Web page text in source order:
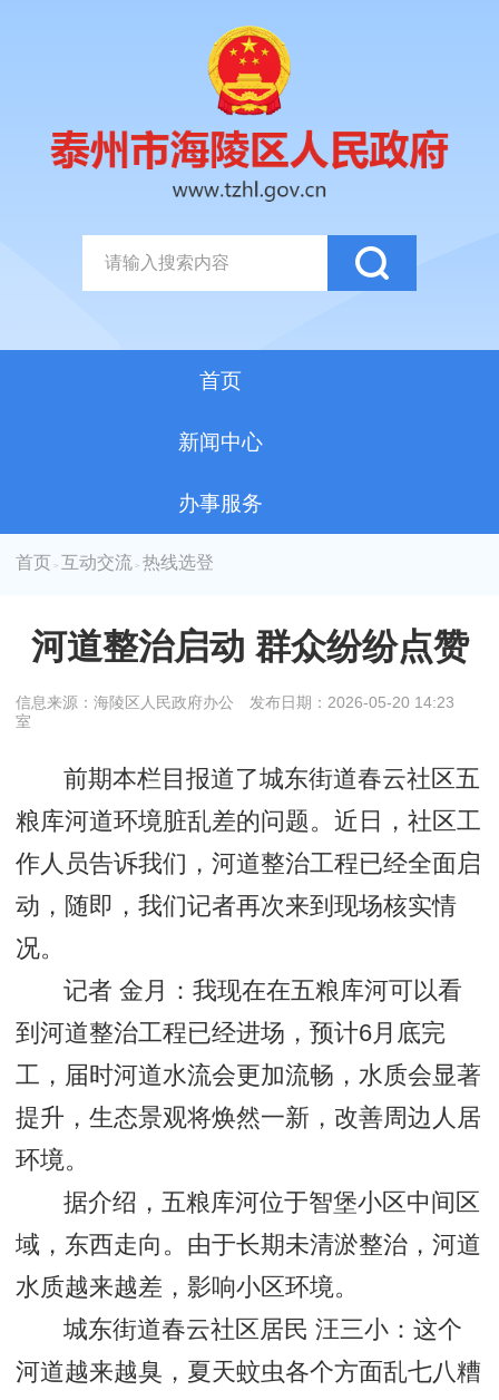
首页
新闻中心
办事服务
首页 > 互动交流 >热线选登
​河道整治启动 群众纷纷点赞
信息来源：海陵区人民政府办公
室
发布日期：2026-05-20 14:23
前期本栏目报道了城东街道春云社区五
粮库河道环境脏乱差的问题。近日，社区工
作人员告诉我们，河道整治工程已经全面启
动，随即，我们记者再次来到现场核实情
况。
记者 金月：我现在在五粮库河可以看
到河道整治工程已经进场，预计6月底完
工，届时河道水流会更加流畅，水质会显著
提升，生态景观将焕然一新，改善周边人居
环境。
据介绍，五粮库河位于智堡小区中间区
域，东西走向。由于长期未清淤整治，河道
水质越来越差，影响小区环境。
城东街道春云社区居民 汪三小：这个
河道越来越臭，夏天蚊虫各个方面乱七八糟